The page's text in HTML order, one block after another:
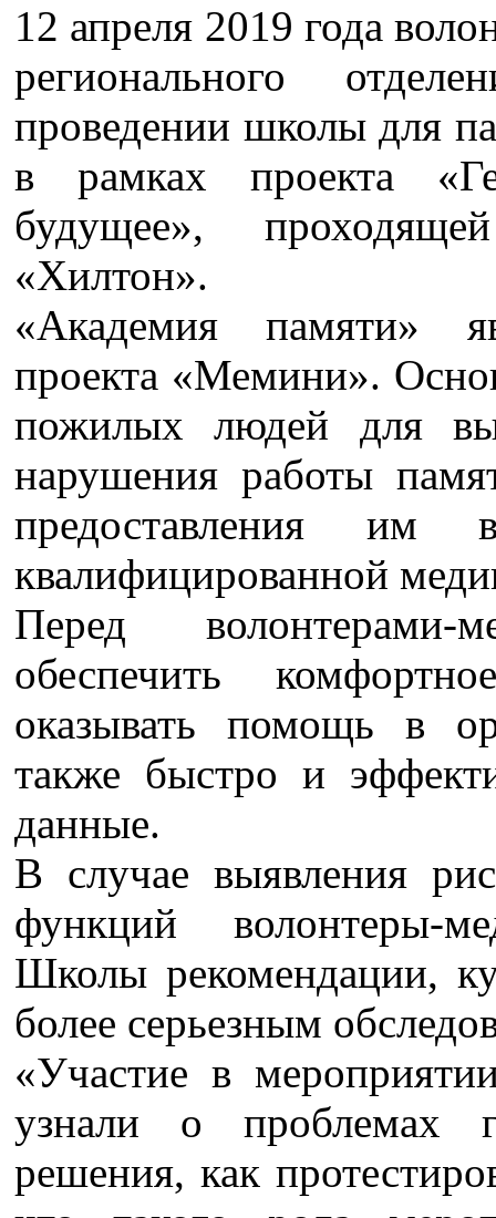
12 апреля 2019 года
регионального
проведении школы для
в рамках проекта
будущее»,
«Хилтон».
«Академия памяти»
проекта «Мемини».
пожилых людей для
нарушения работы
предоставления им
квалифицированной
Перед волонтерами-
обеспечить
оказывать помощь в
также быстро и
данные.
В случае выявления
функций волонтеры-
Школы рекомендации,
более серьезным
«Участие в
узнали о проблемах
решения, как